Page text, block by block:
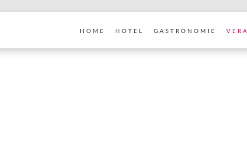
HOME HOTEL GASTRONOMIE